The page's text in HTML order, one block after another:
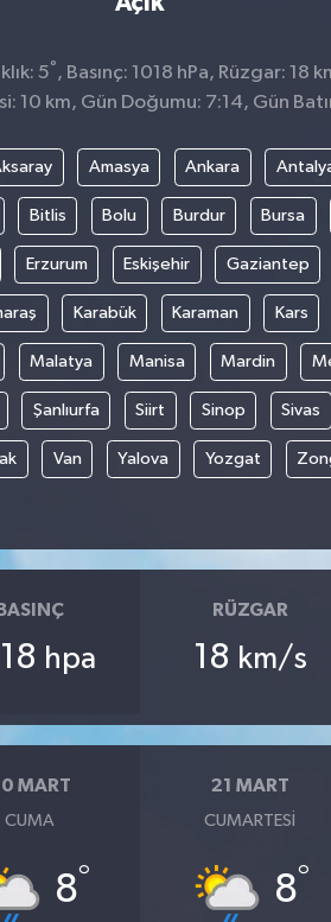
5° , Basınç: 1018 hPa, Rüzgar: 18
10 km, Gün Doğumu: 7:14, Gün
Amasya Ankara
Bitlis Bolu Burdur Bursa
Erzurum Eskişehir Gaziantep
Karabük Karaman Kars
Malatya Manisa Mardin
Şanlıurfa Siirt Sinop Sivas
Van Yalova Yozgat
BASINÇ
hpa
RÜZGAR
18 km/s
MART
CUMA
8°
21 MART
CUMARTESI
8°